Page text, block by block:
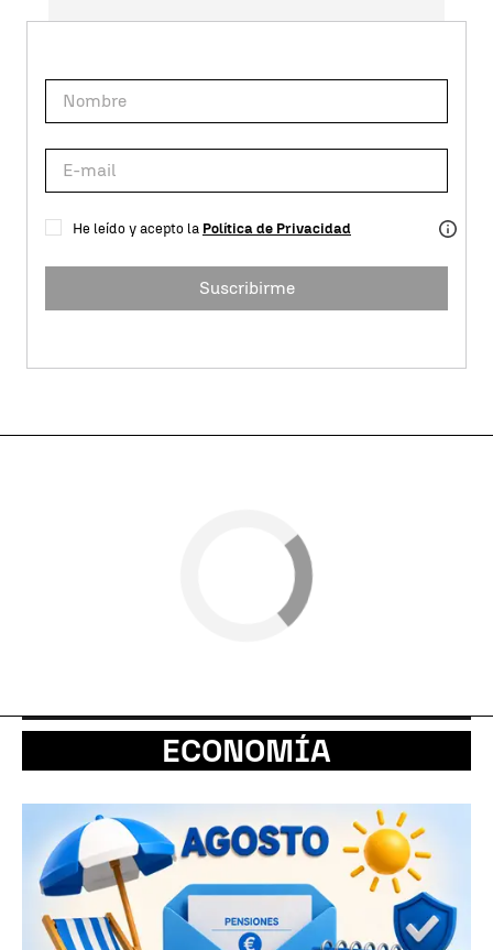
He leído y acepto la Política de Privacidad
Suscribirme
ECONOMÍA